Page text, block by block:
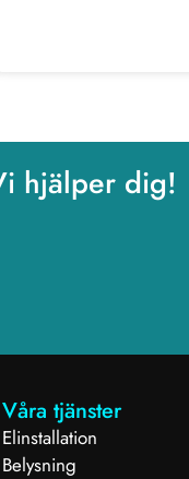
hjälper dig!
Våra tjänster
Elinstallation
Belysning